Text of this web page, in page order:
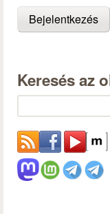
Keresés az